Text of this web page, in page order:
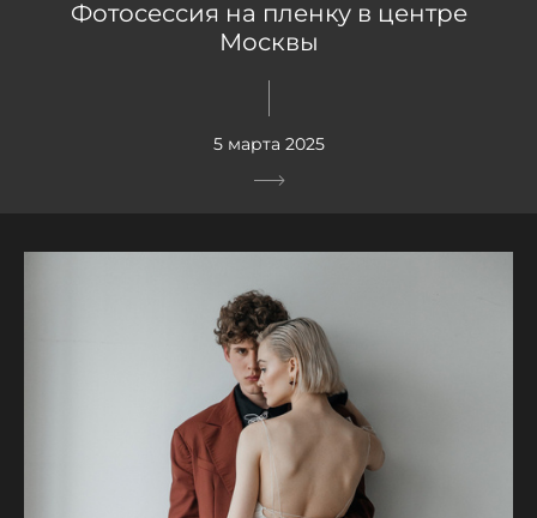
Фотосессия на пленку в центре
Москвы
5 марта 2025